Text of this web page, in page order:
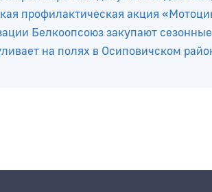
охоты на пернатую дичь
перечень документов для